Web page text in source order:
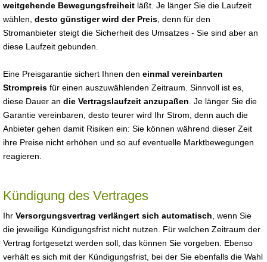
weitgehende Bewegungsfreiheit läßt. Je länger Sie die Laufzeit
wählen, desto günstiger wird der Preis , denn für den
Stromanbieter steigt die Sicherheit des Umsatzes - Sie sind aber an
diese Laufzeit gebunden.
Eine Preisgarantie sichert Ihnen den einmal vereinbarten
Strompreis für einen auszuwählenden Zeitraum. Sinnvoll ist es,
diese Dauer an die Vertragslaufzeit anzupaßen . Je länger Sie die
Garantie vereinbaren, desto teurer wird Ihr Strom, denn auch die
Anbieter gehen damit Risiken ein: Sie können während dieser Zeit
ihre Preise nicht erhöhen und so auf eventuelle Marktbewegungen
reagieren.
Kündigung des Vertrages
Ihr Versorgungsvertrag verlängert sich automatisch , wenn Sie
die jeweilige Kündigungsfrist nicht nutzen. Für welchen Zeitraum der
Vertrag fortgesetzt werden soll, das können Sie vorgeben. Ebenso
verhält es sich mit der Kündigungsfrist, bei der Sie ebenfalls die Wahl